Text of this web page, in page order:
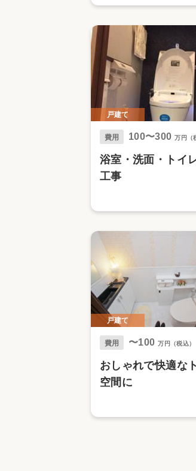
戸建て
費用 100〜300 万円（
浴室・洗面・トイ
工事
戸建て
費用 〜100 万円（税込）
おしゃれで快適な
空間に